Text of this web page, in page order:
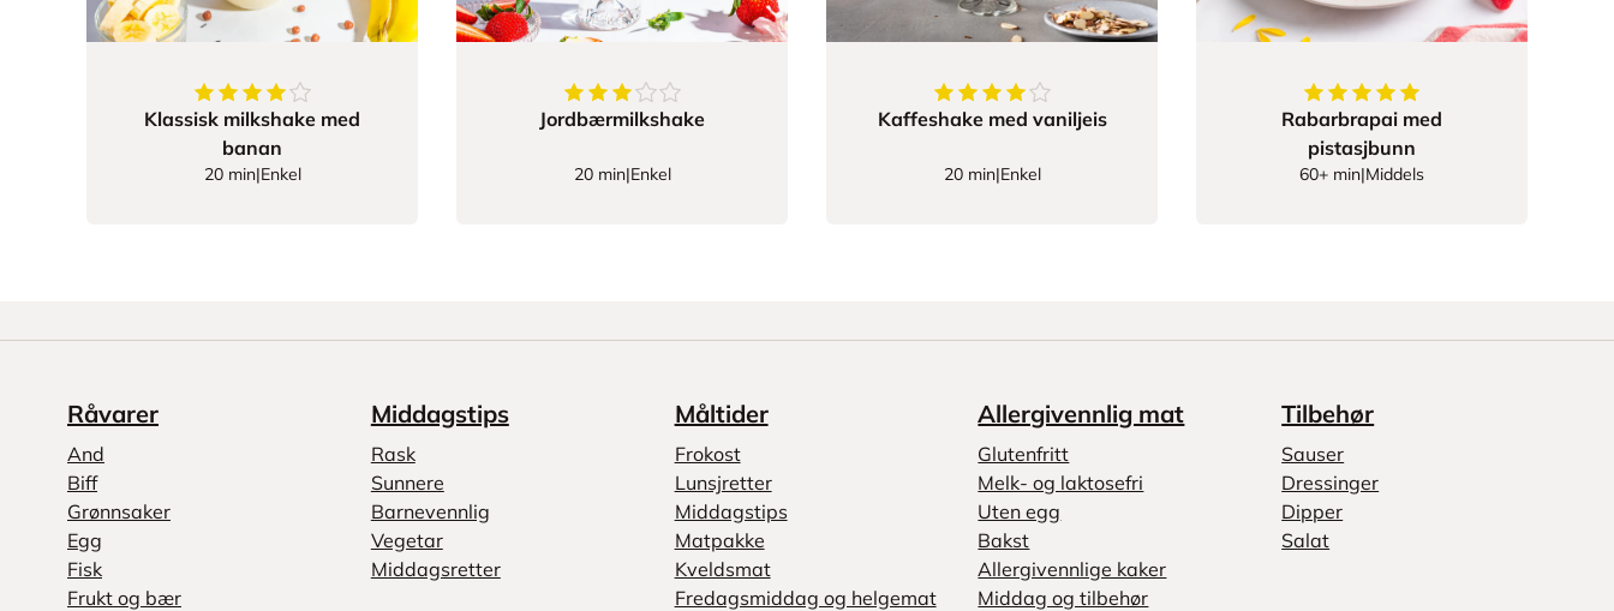
4.444444444444445
Klassisk milkshake med
banan
20 min|Enkel
3.4av5stjerner
Jordbærmilkshake
20 min|Enkel
4.875av5stjerner
Kaffeshake med vaniljeis
20 min|Enkel
5av5stjerner
Rabarbrapai med
pistasjbunn
60+ min|Middels
Råvarer
And
Biff
Grønnsaker
Egg
Fisk
Frukt og bær
Middagstips
Rask
Sunnere
Barnevennlig
Vegetar
Middagsretter
Måltider
Frokost
Lunsjretter
Middagstips
Matpakke
Kveldsmat
Fredagsmiddag og helgemat
Allergivennlig mat
Glutenfritt
Melk- og laktosefri
Uten egg
Bakst
Allergivennlige kaker
Middag og tilbehør
Tilbehør
Sauser
Dressinger
Dipper
Salat